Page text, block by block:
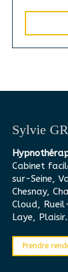
Sylvie
Cabinet
sur-Seine,
Chesnay,
Cloud,
Laye, Plaisir.
Prendre